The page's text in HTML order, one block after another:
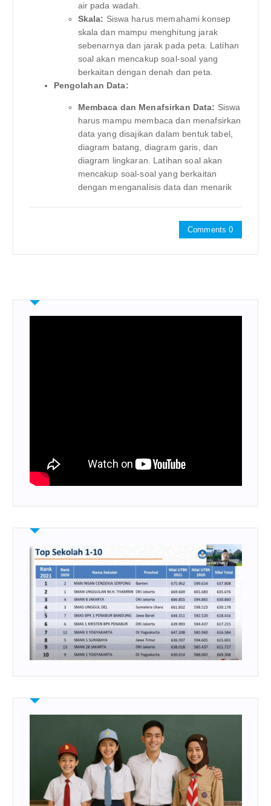
air pada wadah.
Skala: Siswa harus memahami konsep
skala dan mampu menghitung jarak
sebenarnya dan jarak pada peta. Latihan
soal akan mencakup soal-soal yang
berkaitan dengan denah dan peta.
Pengolahan Data:
Membaca dan Menafsirkan Data: Siswa
harus mampu membaca dan menafsirkan
data yang disajikan dalam bentuk tabel,
diagram batang, diagram garis, dan
diagram lingkaran. Latihan soal akan
mencakup soal-soal yang berkaitan
dengan menganalisis data dan menarik
Comments 0